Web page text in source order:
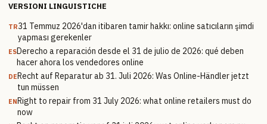
VERSIONI LINGUISTICHE
TR31 Temmuz 2026'dan itibaren tamir hakkı: online satıcıların şimdi
yapması gerekenler
ESDerecho a reparación desde el 31 de julio de 2026: qué deben
hacer ahora los vendedores online
DERecht auf Reparatur ab 31. Juli 2026: Was Online-Händler jetzt
tun müssen
ENRight to repair from 31 July 2026: what online retailers must do
now